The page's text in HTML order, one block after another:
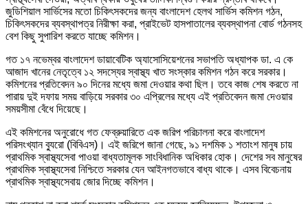
জুডিশিয়াল সার্ভিসের মতো চিকিৎসকদের জন্য বাংলাদেশ হেলথ সার্ভিস কমিশন গঠন,
চিকিৎসকদের ব্যবস্থাপত্র নিরীক্ষা করা, প্রাইভেট হাসপাতালের ব্যবস্থাপনা বোর্ড গঠনসহ
বেশ কিছু সুপারিশ করতে যাচ্ছে কমিশন।
গত ১৭ নভেম্বর বাংলাদেশ ডায়াবেটিক অ্যাসোসিয়েশনের সভাপতি অধ্যাপক ডা. এ কে
আজাদ খানের নেতৃত্বে ১২ সদস্যের স্বাস্থ্য খাত সংস্কার কমিশন গঠন করে সরকার।
কমিশনের প্রতিবেদন ৯০ দিনের মধ্যে জমা দেওয়ার কথা ছিল। তবে কাজ শেষ করতে না
পারায় দুই দফায় সময় বাড়িয়ে সরকার ৩০ এপ্রিলের মধ্যে এই প্রতিবেদন জমা দেওয়ার
সময়সীমা বেঁধে দিয়েছে।
এই কমিশনের অনুরোধে গত ফেব্রুয়ারিতে এক জরিপ পরিচালনা করে বাংলাদেশ
পরিসংখ্যান ব্যুরো (বিবিএস)। এই জরিপে জানা গেছে, ৯১ দশমিক ১ শতাংশ মানুষ চায়
প্রাথমিক স্বাস্থ্যসেবা পাওয়া বাধ্যতামূলক সাংবিধানিক অধিকার হোক। দেশের সব মানুষের
প্রাথমিক স্বাস্থ্যসেবা নিশ্চিতে সরকার যেন আইনগতভাবে বাধ্য থাকে। এসব বিবেচনায়
প্রাথমিক স্বাস্থ্যসেবায় জোর দিচ্ছে কমিশন।